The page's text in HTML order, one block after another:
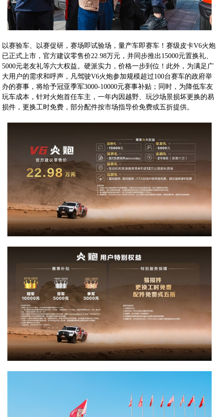
以赛验车、以赛促研，赛场即试验场，量产车即赛车！赛级皮卡V6火炮
已正式上市，官方建议零售价22.98万元，并同步推出15000元置换礼、
5000元老友礼等六大权益。硬派实力，价格一步到位！此外，为满足广
大用户的需求和呼声，凡驾驶V6火炮参加规模超过100台赛车的政府举
办的赛事，将给予冠亚季军3000-10000元赛事补贴；同时，为降低车友
玩车成本，针对火炮首任车主，一年内因越野、玩沙场景损坏更换的易
损件，更换工时免费，部分配件按市场指导价免费或五折提供。